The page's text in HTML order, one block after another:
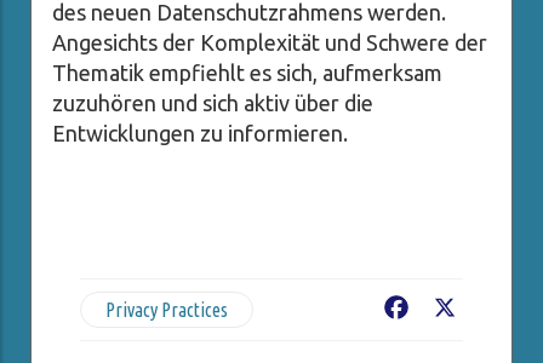
des neuen Datenschutzrahmens werden.
Angesichts der Komplexität und Schwere der
Thematik empfiehlt es sich, aufmerksam
zuzuhören und sich aktiv über die
Entwicklungen zu informieren.
Privacy Practices Facebook